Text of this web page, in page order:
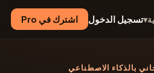
▾تسجيل الدخول اشترك في Pro
بالذكاء الاصطناعي